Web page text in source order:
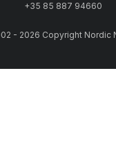
+35 85 887 94660
- 2026 Copyright Nordic